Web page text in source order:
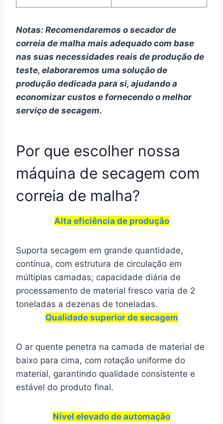
Notas: Recomendaremos o secador de
correia de malha mais adequado com base
nas suas necessidades reais de produção de
teste, elaboraremos uma solução de
produção dedicada para si, ajudando a
economizar custos e fornecendo o melhor
serviço de secagem.
Por que escolher nossa
máquina de secagem com
correia de malha?
Alta eficiência de produção
Suporta secagem em grande quantidade,
contínua, com estrutura de circulação em
múltiplas camadas; capacidade diária de
processamento de material fresco varia de 2
toneladas a dezenas de toneladas.
Qualidade superior de secagem
O ar quente penetra na camada de material de
baixo para cima, com rotação uniforme do
material, garantindo qualidade consistente e
estável do produto final.
Nível elevado de automação